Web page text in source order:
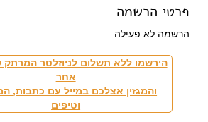
פרטי הרשמה
הרשמה לא פעילה
הירשמו ללא תשלום לניוזלטר
אחר
והמגזין אצלכם במייל עם כתבות,
וטיפים